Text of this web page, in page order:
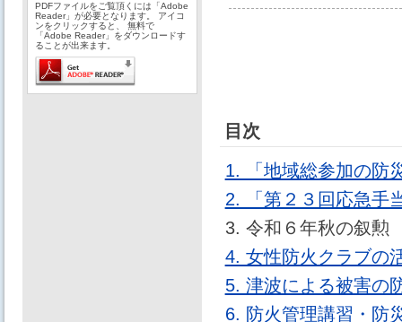
PDFファイルをご覧頂くには「Adobe
Reader」が必要となります。 アイコ
ンをクリックすると、 無料で
「Adobe Reader」をダウンロードす
ることが出来ます。
目次
1. 「地域総参加の防
2. 「第２３回応急手
3. 令和６年秋の叙勲
4. 女性防火クラブの
5. 津波による被害
6. 防火管理講習・防